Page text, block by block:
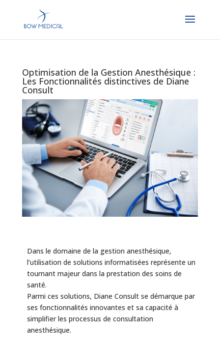
Optimisation de la Gestion Anesthésique :
Les Fonctionnalités distinctives de Diane
Consult
Dans le domaine de la gestion anesthésique,
l’utilisation de solutions informatisées représente un
tournant majeur dans la prestation des soins de
santé.
Parmi ces solutions, Diane Consult se démarque par
ses fonctionnalités innovantes et sa capacité à
simplifier les processus de consultation
anesthésique.